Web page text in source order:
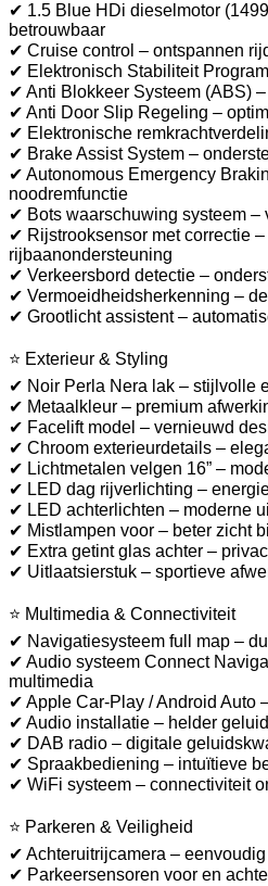
✔ 1.5 Blue HDi dieselmotor
betrouwbaar
✔ Cruise control – ontspannen
✔ Elektronisch Stabiliteit
✔ Anti Blokkeer Systeem (ABS)
✔ Anti Door Slip Regeling –
✔ Elektronische
✔ Brake Assist System –
✔ Autonomous Emergency
noodremfunctie
✔ Bots waarschuwing systeem –
✔ Rijstrooksensor met correctie
rijbaanondersteuning
✔ Verkeersbord detectie –
✔ Vermoeidheidsherkenning –
✔ Grootlicht assistent –
⭐ Exterieur & Styling
✔ Noir Perla Nera lak – stijlvolle
✔ Metaalkleur – premium
✔ Facelift model – vernieuwd
✔ Chroom exterieurdetails –
✔ Lichtmetalen velgen 16” –
✔ LED dag rijverlichting –
✔ LED achterlichten – moderne
✔ Mistlampen voor – beter zicht
✔ Extra getint glas achter –
✔ Uitlaatsierstuk – sportieve
⭐ Multimedia & Connectiviteit
✔ Navigatiesysteem full map –
✔ Audio systeem Connect
multimedia
✔ Apple Car-Play / Android Auto
✔ Audio installatie – helder geluid
✔ DAB radio – digitale
✔ Spraakbediening – intuïtieve
✔ WiFi systeem – connectiviteit
⭐ Parkeren & Veiligheid
✔ Achteruitrijcamera –
✔ Parkeersensoren voor en